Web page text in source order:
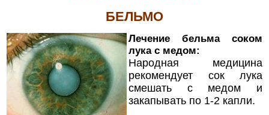
БЕЛЬМО
Лечение бельма соком
лука с медом:
Народная медицина
рекомендует сок лука
смешать с медом и
закапывать по 1-2 капли.